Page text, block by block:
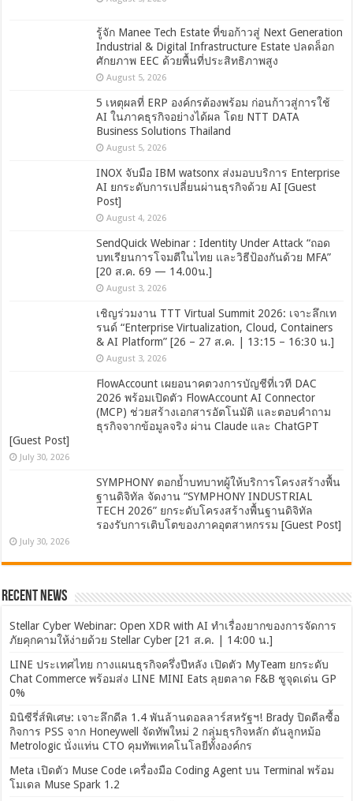
รู้จัก Manee Tech Estate ที่ขอก้าวสู่ Next Generation
Industrial & Digital Infrastructure Estate ปลดล็อก
ศักยภาพ EEC ด้วยพื้นที่ประสิทธิภาพสูง
August 5, 2026
5 เหตุผลที่ ERP องค์กรต้องพร้อม ก่อนก้าวสู่การใช้
AI ในภาคธุรกิจอย่างได้ผล โดย NTT DATA
Business Solutions Thailand
August 5, 2026
INOX จับมือ IBM watsonx ส่งมอบบริการ Enterprise
AI ยกระดับการเปลี่ยนผ่านธุรกิจด้วย AI [Guest
Post]
August 4, 2026
SendQuick Webinar : Identity Under Attack “ถอด
บทเรียนการโจมตีในไทย และวิธีป้องกันด้วย MFA”
[20 ส.ค. 69 — 14.00น.]
August 3, 2026
เชิญร่วมงาน TTT Virtual Summit 2026: เจาะลึกเท
รนด์ “Enterprise Virtualization, Cloud, Containers
& AI Platform” [26 – 27 ส.ค. | 13:15 – 16:30 น.]
August 3, 2026
FlowAccount เผยอนาคตวงการบัญชีที่เวที DAC
2026 พร้อมเปิดตัว FlowAccount AI Connector
(MCP) ช่วยสร้างเอกสารอัตโนมัติ และตอบคำถาม
ธุรกิจจากข้อมูลจริง ผ่าน Claude และ ChatGPT
[Guest Post]
July 30, 2026
SYMPHONY ตอกย้ำบทบาทผู้ให้บริการโครงสร้างพื้น
ฐานดิจิทัล จัดงาน “SYMPHONY INDUSTRIAL
TECH 2026” ยกระดับโครงสร้างพื้นฐานดิจิทัล
รองรับการเติบโตของภาคอุตสาหกรรม [Guest Post]
July 30, 2026
Recent News
Stellar Cyber Webinar: Open XDR with AI ทำเรื่องยากของการจัดการ
ภัยคุกคามให้ง่ายด้วย Stellar Cyber [21 ส.ค. | 14:00 น.]
LINE ประเทศไทย กางแผนธุรกิจครึ่งปีหลัง เปิดตัว MyTeam ยกระดับ
Chat Commerce พร้อมส่ง LINE MINI Eats ลุยตลาด F&B ชูจุดเด่น GP
0%
มินิซีรี่ส์พิเศษ: เจาะลึกดีล 1.4 พันล้านดอลลาร์สหรัฐฯ! Brady ปิดดีลซื้อ
กิจการ PSS จาก Honeywell จัดทัพใหม่ 2 กลุ่มธุรกิจหลัก ดันลูกหม้อ
Metrologic นั่งแท่น CTO คุมทัพเทคโนโลยีทั้งองค์กร
Meta เปิดตัว Muse Code เครื่องมือ Coding Agent บน Terminal พร้อม
โมเดล Muse Spark 1.2